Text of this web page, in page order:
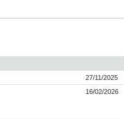
27/11/2025
16/02/2026